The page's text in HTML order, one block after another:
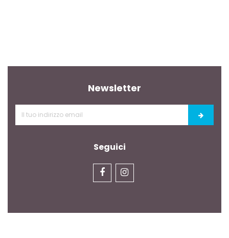
Newsletter
Seguici